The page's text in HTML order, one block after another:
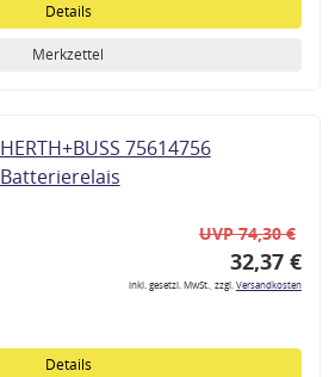
Details
Merkzettel
HERTH+BUSS 75614756
Batterierelais
UVP 74,30 €
32,37 €
inkl. gesetzl. MwSt., zzgl.Versandkosten
Details